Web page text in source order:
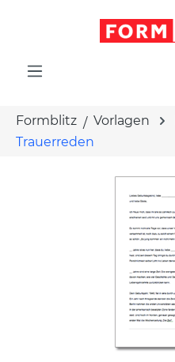
Formblitz Vorlagen
Trauerreden